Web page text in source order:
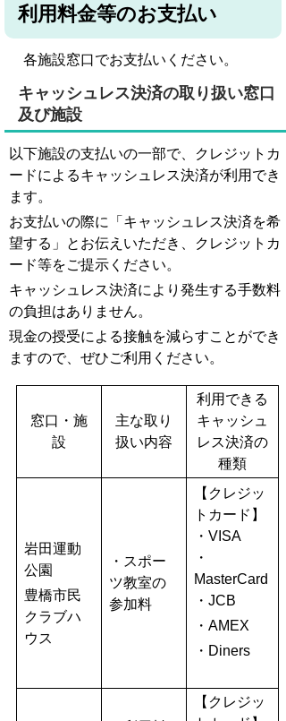
利用料金等のお支払い
各施設窓口でお支払いください。
キャッシュレス決済の取り扱い窓口
及び施設
以下施設の支払いの一部で、クレジットカ
ードによるキャッシュレス決済が利用でき
ます。
お支払いの際に「キャッシュレス決済を希
望する」とお伝えいただき、クレジットカ
ード等をご提示ください。
キャッシュレス決済により発生する手数料
の負担はありません。
現金の授受による接触を減らすことができ
ますので、ぜひご利用ください。
窓口・施
設
主な取り
扱い内容
利用できる
キャッシュ
レス決済の
種類
岩田運動
公園
豊橋市民
クラブハ
ウス
・スポー
ツ教室の
参加料
【クレジッ
トカード】
・VISA
・
MasterCard
・JCB
・AMEX
・Diners
【クレジッ